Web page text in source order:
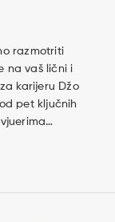
razmotriti
na vaš lični i
karijeru Džo
pet ključnih